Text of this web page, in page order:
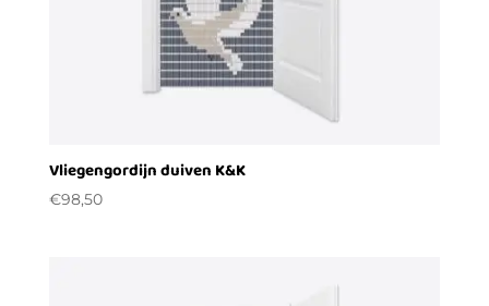
Vliegengordijn duiven K&K
€98,50